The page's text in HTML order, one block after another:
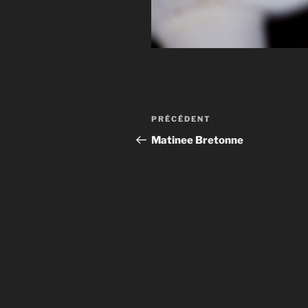
Navigation
de
Article
précédent
PRÉCÉDENT
Matinee Bretonne